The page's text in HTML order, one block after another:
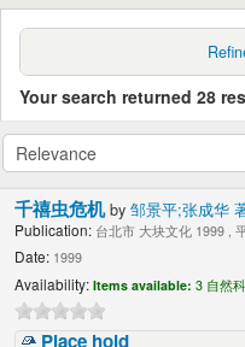
目
Your search returned 28
千禧虫危机by邹景平;张成华
Publication: 台北市 大块文化 1999 ,
Date: 1999
Availability: Items available: 3 自然
Place hold